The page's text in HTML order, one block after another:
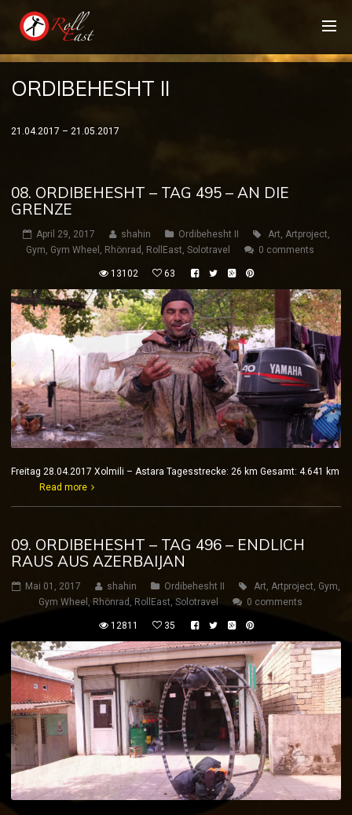
ORDIBEHESHT II
21.04.2017 – 21.05.2017
08. ORDIBEHESHT – TAG 495 – AN DIE
GRENZE
April 29, 2017 shahin Ordibehesht II Art, Artproject,
Gym, Gym Wheel , Rhönrad , RollEast, Solotravel 0 comments
13102 63
Freitag 28.04.2017 Xolmili – Astara Tagesstrecke: 26 km Gesamt: 4.641 km
Read more
09. ORDIBEHESHT – TAG 496 – ENDLICH
RAUS AUS AZERBAIJAN
Mai 01, 2017 shahin Ordibehesht II Art, Artproject, Gym,
Gym Wheel , Rhönrad , RollEast, Solotravel 0 comments
12811 35